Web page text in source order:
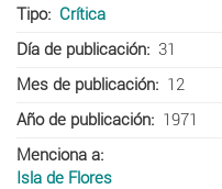
Tipo
Crítica
Día de publicación
31
Mes de publicación
12
Año de publicación
1971
Menciona a
Isla de Flores